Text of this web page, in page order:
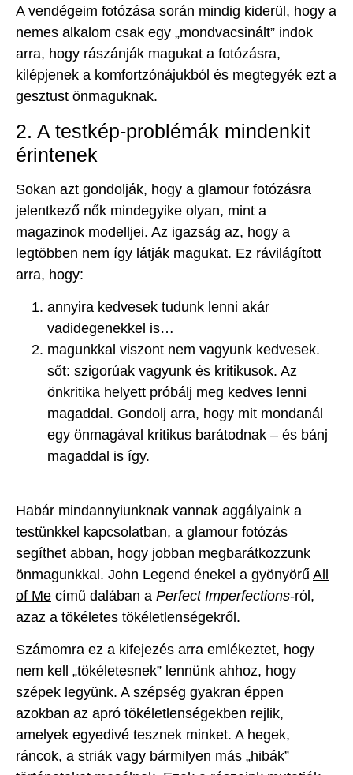
A vendégeim fotózása során mindig kiderül, hogy a
nemes alkalom csak egy „mondvacsinált” indok
arra, hogy rászánják magukat a fotózásra,
kilépjenek a komfortzónájukból és megtegyék ezt a
gesztust önmaguknak.
2. A testkép-problémák mindenkit
érintenek
Sokan azt gondolják, hogy a glamour fotózásra
jelentkező nők mindegyike olyan, mint a
magazinok modelljei. Az igazság az, hogy a
legtöbben nem így látják magukat. Ez rávilágított
arra, hogy:
annyira kedvesek tudunk lenni akár
vadidegenekkel is…
magunkkal viszont nem vagyunk kedvesek.
sőt: szigorúak vagyunk és kritikusok. Az
önkritika helyett próbálj meg kedves lenni
magaddal. Gondolj arra, hogy mit mondanál
egy önmagával kritikus barátodnak – és bánj
magaddal is így.
Habár mindannyiunknak vannak aggályaink a
testünkkel kapcsolatban, a glamour fotózás
segíthet abban, hogy jobban megbarátkozzunk
önmagunkkal. John Legend énekel a gyönyörű All
of Me című dalában a Perfect Imperfections-ról,
azaz a tökéletes tökéletlenségekről.
Számomra ez a kifejezés arra emlékeztet, hogy
nem kell „tökéletesnek” lennünk ahhoz, hogy
szépek legyünk. A szépség gyakran éppen
azokban az apró tökéletlenségekben rejlik,
amelyek egyedivé tesznek minket. A hegek,
ráncok, a striák vagy bármilyen más „hibák”